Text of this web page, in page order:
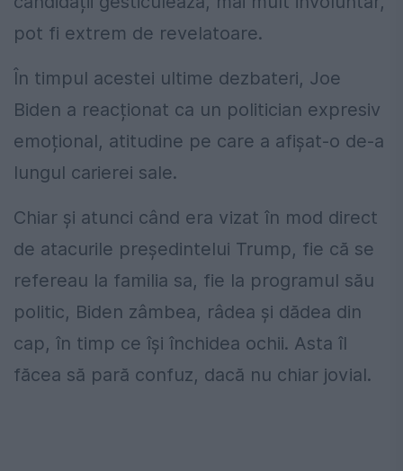
pot fi extrem de revelatoare.
În timpul acestei ultime dezbateri, Joe
Biden a reacționat ca un politician expresiv
emoțional, atitudine pe care a afișat-o de-a
lungul carierei sale.
Chiar și atunci când era vizat în mod direct
de atacurile președintelui Trump, fie că se
refereau la familia sa, fie la programul său
politic, Biden zâmbea, râdea și dădea din
cap, în timp ce își închidea ochii. Asta îl
făcea să pară confuz, dacă nu chiar jovial.